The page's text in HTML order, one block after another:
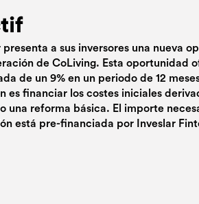
presenta a sus inversores una nueva
de CoLiving. Esta oportunidad
de un 9% en un periodo de 12
es financiar los costes iniciales
una reforma básica. El importe
está pre-financiada por Inveslar